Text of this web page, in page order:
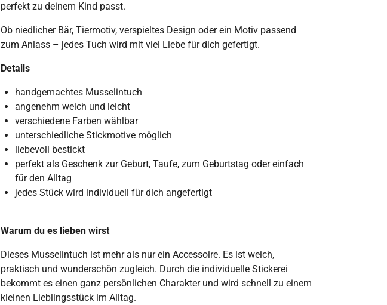
perfekt zu deinem Kind passt.
Ob niedlicher Bär, Tiermotiv, verspieltes Design oder ein Motiv passend
zum Anlass – jedes Tuch wird mit viel Liebe für dich gefertigt.
Details
handgemachtes Musselintuch
angenehm weich und leicht
verschiedene Farben wählbar
unterschiedliche Stickmotive möglich
liebevoll bestickt
perfekt als Geschenk zur Geburt, Taufe, zum Geburtstag oder einfach
für den Alltag
jedes Stück wird individuell für dich angefertigt
Warum du es lieben wirst
Dieses Musselintuch ist mehr als nur ein Accessoire. Es ist weich,
praktisch und wunderschön zugleich. Durch die individuelle Stickerei
bekommt es einen ganz persönlichen Charakter und wird schnell zu einem
kleinen Lieblingsstück im Alltag.